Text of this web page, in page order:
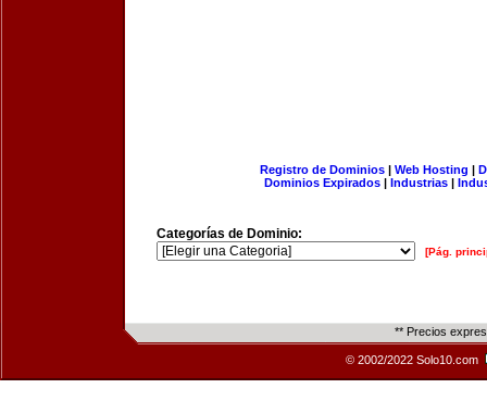
Registro de Dominios| Web Hosting |
Dominios Expirados | Industrias |
Categorías de Dominio:
[Pág.
** Precios
© 2002/2022 Solo10.com